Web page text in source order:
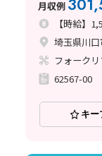
月収例
【時給】
埼玉県川
フォーク
62567-00
キー